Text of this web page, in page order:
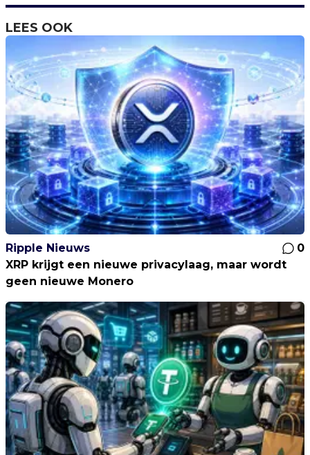
LEES OOK
Ripple Nieuws
0
XRP krijgt een nieuwe privacylaag, maar wordt
geen nieuwe Monero